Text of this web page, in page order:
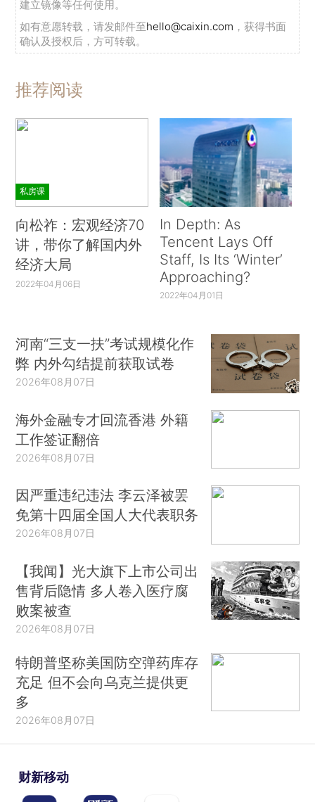
建立镜像等任何使用。
如有意愿转载，请发邮件至hello@caixin.com ，获得书面
确认及授权后，方可转载。
推荐阅读
私房课
向松祚：宏观经济70
讲，带你了解国内外
经济大局
2022年04月06日
In Depth: As
Tencent Lays Off
Staff, Is Its ‘Winter’
Approaching?
2022年04月01日
河南“三支一扶”考试规模化作
弊 内外勾结提前获取试卷
2026年08月07日
海外金融专才回流香港 外籍
工作签证翻倍
2026年08月07日
因严重违纪违法 李云泽被罢
免第十四届全国人大代表职务
2026年08月07日
【我闻】光大旗下上市公司出
售背后隐情 多人卷入医疗腐
败案被查
2026年08月07日
特朗普坚称美国防空弹药库存
充足 但不会向乌克兰提供更
多
2026年08月07日
财新移动